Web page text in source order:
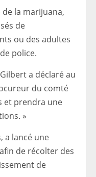
la marijuana,
de
ou des adultes
police.
a déclaré au
du comté
et prendra une
»
a lancé une
de récolter des
de